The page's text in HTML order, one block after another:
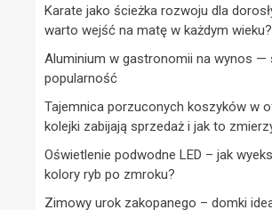
Karate jako ścieżka rozwoju dla
warto wejść na matę w każdym wieku?
Aluminium w gastronomii na wynos —
popularność
Tajemnica porzuconych koszyków w
kolejki zabijają sprzedaż i jak to
Oświetlenie podwodne LED – jak
kolory ryb po zmroku?
Zimowy urok zakopanego – domki